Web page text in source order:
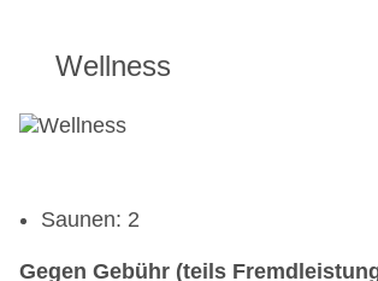
Wellness
Saunen: 2
Gegen Gebühr (teils